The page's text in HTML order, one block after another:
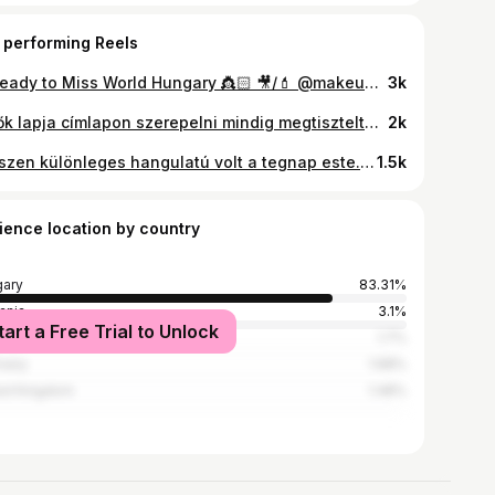
performing Reels
📸 Ready to Miss World Hungary 👸🏻 🎥/💄 @makeupbybenyeibetti ✨💁🏻‍♀️Hair : @mrren_ato 3k
A Nők lapja címlapon szerepelni mindig megtiszteltetés. 🩷Ráadásul a születésnapi számon különleges. Számomra mégis az a néhány óra amit hármasban töltöttünk a fotózás alatt igazán emlékezetes. És büszke is vagyok az eredményre. ❤️ fotó: @zsolyomi Styling: @kissmark_official haj: @ildikotihanyi smink: @makeupbybenyeibetti 2k
Egészen különleges hangulatú volt a tegnap este. Szerintem ma már annyira furcsán változik az ingerküszöb, hogy ritka kincs a televíziózásban az őszinte pillanat, akár könnyek és a valódi nevetés. A Sztárban Sztár A produkciói, előadói, zsűrije, műsorvezetője, készítői, úgy érzem hétről hétre létrehoznak valami különlegeset. Köszönjük minden nézőnek aki minket választ! ❤️1.5k
location by country
83.31%
3.1%
a Free Trial to Unlock